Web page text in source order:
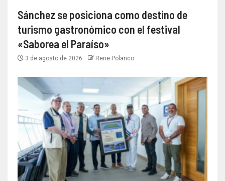
Sánchez se posiciona como destino de
turismo gastronómico con el festival
«Saborea el Paraíso»
3 de agosto de 2026 Rene Polanco